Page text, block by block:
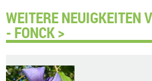
WEITERE NEUIGKEITEN
- FONCK >